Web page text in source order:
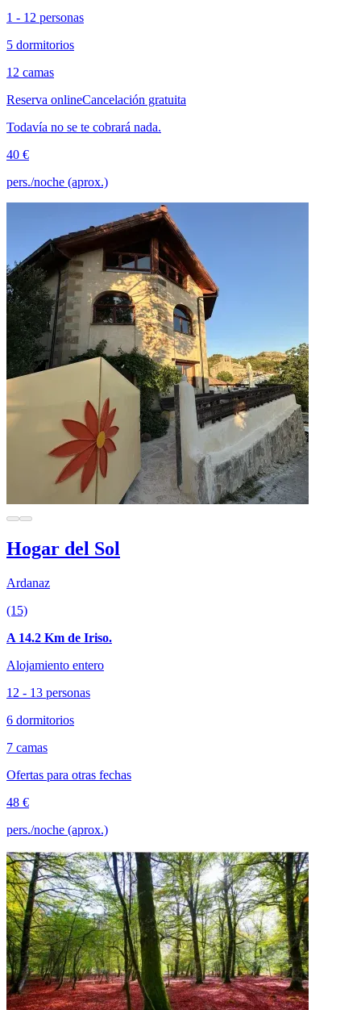
1 - 12 personas
5 dormitorios
12 camas
Reserva onlineCancelación gratuita
Todavía no se te cobrará nada.
40 €
pers./noche (aprox.)
Hogar del Sol
Ardanaz
(15)
A 14.2 Km de Iriso.
Alojamiento entero
12 - 13 personas
6 dormitorios
7 camas
Ofertas para otras fechas
48 €
pers./noche (aprox.)